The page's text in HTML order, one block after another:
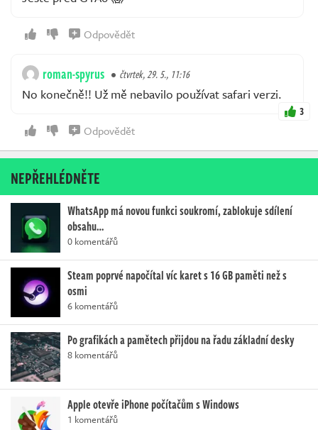
Odpovědět
roman-spyrus čtvrtek, 29. 5., 11:16
No konečně!! Už mě nebavilo používat safari verzi.
3
Odpovědět
NEPŘEHLÉDNĚTE
WhatsApp má novou funkci soukromí, zablokuje sdílení
obsahu…
0 komentářů
Steam poprvé napočítal víc karet s 16 GB paměti než s
osmi
6 komentářů
Po grafikách a pamětech přijdou na řadu základní desky
8 komentářů
Apple otevře iPhone počítačům s Windows
1 komentářů